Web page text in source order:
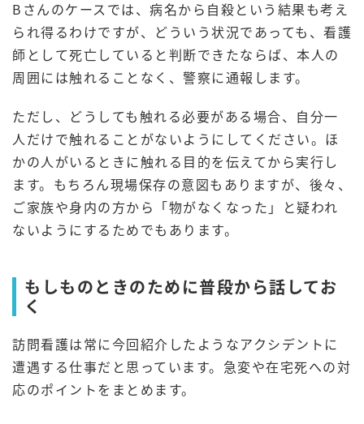
Bさんのケースでは、病名から自殺という結果も考え
られ得るわけですが、どういう状況であっても、看護
師として死亡していると判断できたならば、本人の
周囲には触れることなく、警察に通報します。
ただし、どうしても触れる必要がある場合、自分一
人だけで触れることがないようにしてください。ほ
かの人がいるときに触れる目的を伝えてから実行し
ます。もちろん現場保存の意図もありますが、後々、
ご家族や身内の方から「物がなくなった」と疑われ
ないようにするためでもあります。
もしものときのために普段から話してお
く
訪問看護は常に今回紹介したようなアクシデントに
遭遇する仕事だと思っています。急変や在宅死への対
応のポイントをまとめます。